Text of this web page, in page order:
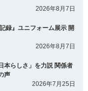
2026年8月7日
録』ユニフォーム展示 開
2026年8月7日
本らしさ」を力説 関係者
声
2026年7月25日